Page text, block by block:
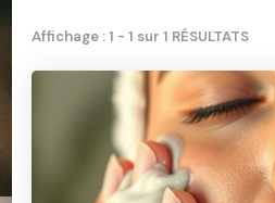
Affichage : 1 - 1 sur 1 RÉSULTATS